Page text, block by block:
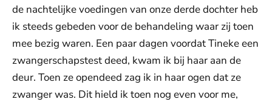
de nachtelijke voedingen van onze derde dochter heb
ik steeds gebeden voor de behandeling waar zij toen
mee bezig waren. Een paar dagen voordat Tineke een
zwangerschapstest deed, kwam ik bij haar aan de
deur. Toen ze opendeed zag ik in haar ogen dat ze
zwanger was. Dit hield ik toen nog even voor me,